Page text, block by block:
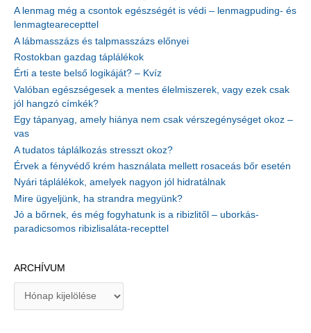
A lenmag még a csontok egészségét is védi – lenmagpuding- és
lenmagtearecepttel
A lábmasszázs és talpmasszázs előnyei
Rostokban gazdag táplálékok
Érti a teste belső logikáját? – Kvíz
Valóban egészségesek a mentes élelmiszerek, vagy ezek csak
jól hangzó címkék?
Egy tápanyag, amely hiánya nem csak vérszegénységet okoz –
vas
A tudatos táplálkozás stresszt okoz?
Érvek a fényvédő krém használata mellett rosaceás bőr esetén
Nyári táplálékok, amelyek nagyon jól hidratálnak
Mire ügyeljünk, ha strandra megyünk?
Jó a bőrnek, és még fogyhatunk is a ribizlitől – uborkás-
paradicsomos ribizlisaláta-recepttel
ARCHÍVUM